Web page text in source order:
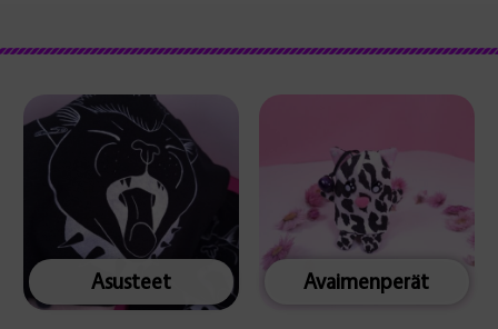
Asusteet Avaimenperät